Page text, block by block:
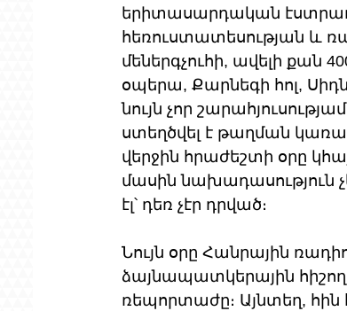
երիտասարդական
հեռուստատեսության և
մեներգչուհի, ավելի քան
օպերա, Քարնեգի հոլ,
նույն չոր
ստեղծվել է թաղման
վերջին հրաժեշտի օրը
մասին նախադասություն
էլ՝ դեռ չէր դրված։
Նույն օրը Հանրային
ձայնապատկերային
ռեպորտաժը։ Այնտեղ, հին